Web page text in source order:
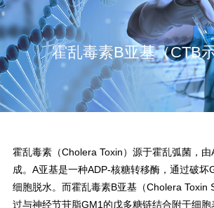
霍乱毒素B亚基（CTB
霍乱毒素（Cholera Toxin）源于霍乱弧菌，由
成。A亚基是一种ADP-核糖转移酶，通过破坏
细胞脱水。而霍乱毒素B亚基（Cholera Toxin
过与神经节苷脂GM1的戊多糖链结合附于细